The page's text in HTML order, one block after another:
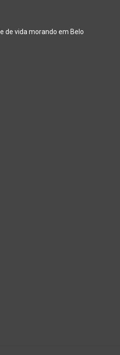
de vida morando em Belo